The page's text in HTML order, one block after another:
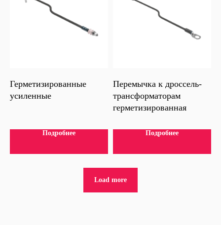
Герметизированные
усиленные
Подробнее
Перемычка к дроссель-
трансформаторам
герметизированная
Подробнее
Load more